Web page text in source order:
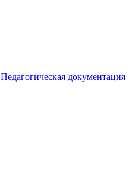
Педагогическая документация